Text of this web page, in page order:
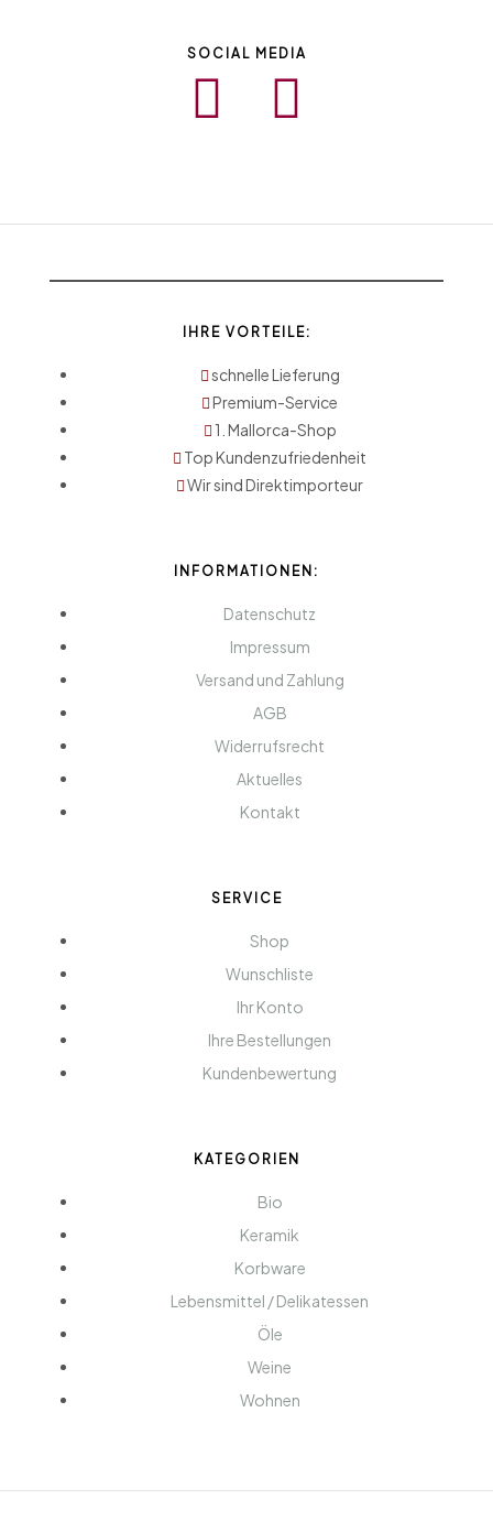
SOCIAL MEDIA
IHRE VORTEILE:
schnelle Lieferung
Premium-Service
1. Mallorca-Shop
Top Kundenzufriedenheit
Wir sind Direktimporteur
INFORMATIONEN:
Datenschutz
Impressum
Versand und Zahlung
AGB
Widerrufsrecht
Aktuelles
Kontakt
SERVICE
Shop
Wunschliste
Ihr Konto
Ihre Bestellungen
Kundenbewertung
KATEGORIEN
Bio
Keramik
Korbware
Lebensmittel / Delikatessen
Öle
Weine
Wohnen